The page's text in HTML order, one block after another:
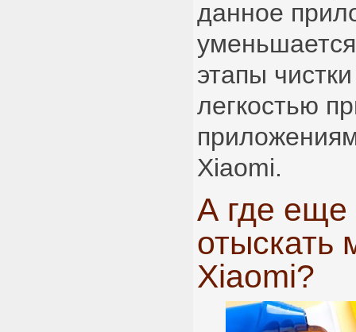
данное
этапы
легкостью
Xiaomi.
А где
отыскать
Xiaomi?